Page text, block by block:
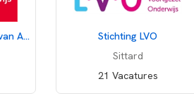
Voortgezet Onderwijs van Amsterdam
Stichting LVO
Sittard
21 Vacatures